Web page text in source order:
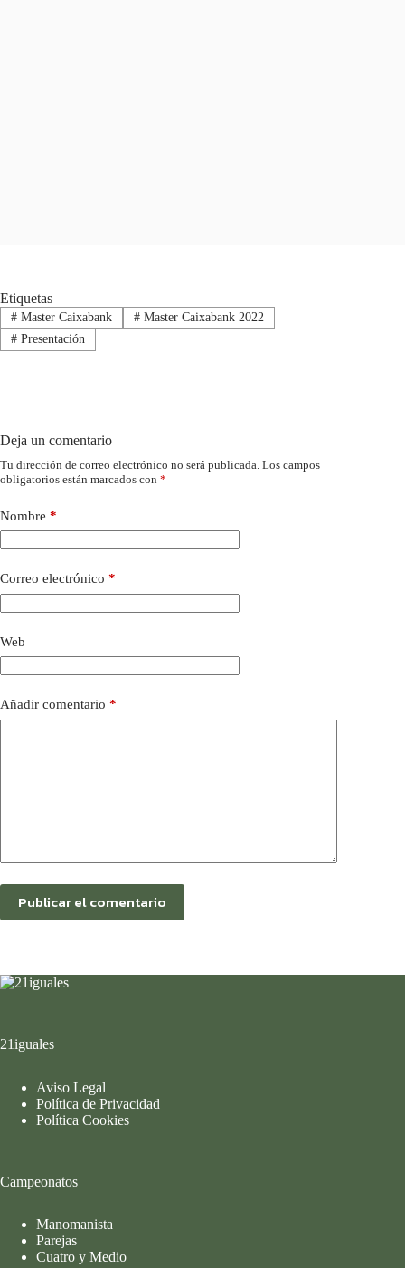
Etiquetas
#Master Caixabank #Master Caixabank 2022
#Presentación
Deja un comentario
Tu dirección de correo electrónico no será publicada. Los campos
obligatorios están marcados con *
Nombre *
Correo electrónico *
Web
Añadir comentario *
Publicar el comentario
21iguales
Aviso Legal
Política de Privacidad
Política Cookies
Campeonatos
Manomanista
Parejas
Cuatro y Medio